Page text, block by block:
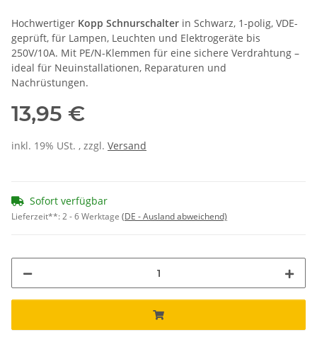
Hochwertiger Kopp Schnurschalter in Schwarz, 1-polig, VDE-
geprüft, für Lampen, Leuchten und Elektrogeräte bis
250V/10A. Mit PE/N-Klemmen für eine sichere Verdrahtung –
ideal für Neuinstallationen, Reparaturen und
Nachrüstungen.
13,95 €
inkl. 19% USt. , zzgl. Versand
Sofort verfügbar
Lieferzeit**:2 - 6 Werktage (DE - Ausland abweichend)